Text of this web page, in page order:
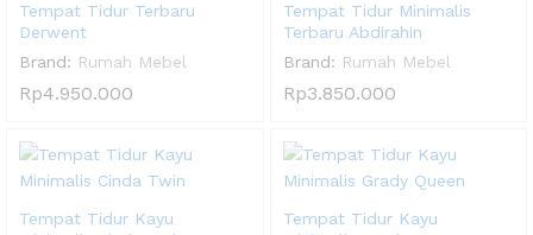
Tempat Tidur Terbaru
Derwent
Brand: Rumah Mebel
Rp4.950.000
Tempat Tidur Minimalis
Terbaru Abdirahin
Brand: Rumah Mebel
Rp3.850.000
Tempat Tidur Kayu
Tempat Tidur Kayu